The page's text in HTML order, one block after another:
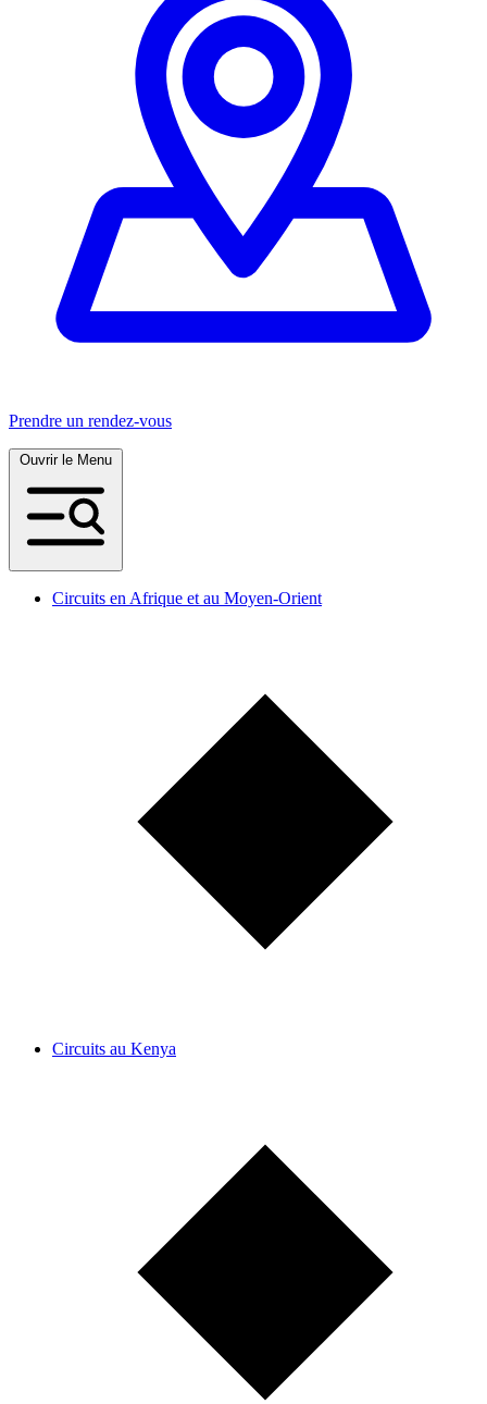
Prendre un rendez-vous
Circuits en Afrique et au Moyen-Orient
Circuits au Kenya